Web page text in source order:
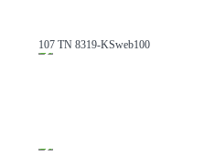
107 TN 8319-KSweb100